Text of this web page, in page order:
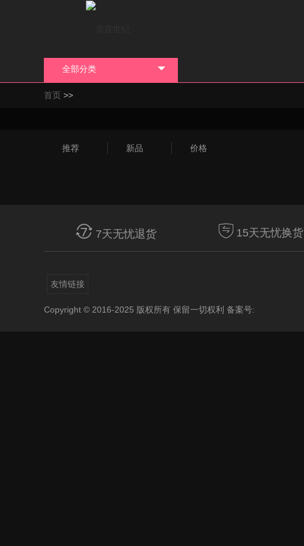
全部分类 
首页 >>
推荐 新品 价格
 7天无忧退货 15天无忧换货
友情链接
Copyright © 2016-2025 版权所有 保留一切权利 备案号: